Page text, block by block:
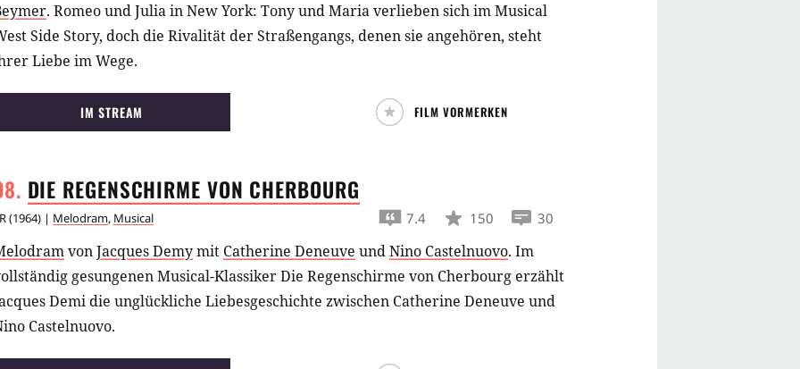
. Romeo und Julia in New York: Tony und Maria verlieben sich im Musical
Side Story, doch die Rivalität der Straßengangs, denen sie angehören, steht
Liebe im Wege.
IM STREAM FILM VORMERKEN
DIE REGENSCHIRME VON CHERBOURG
(1964) | Melodram, Musical 7.4 150 30
vonJacques Demymit Catherine Deneuve undNino Castelnuovo. Im
gesungenen Musical-Klassiker Die Regenschirme von Cherbourg erzählt
Demi die unglückliche Liebesgeschichte zwischen Catherine Deneuve und
Castelnuovo.